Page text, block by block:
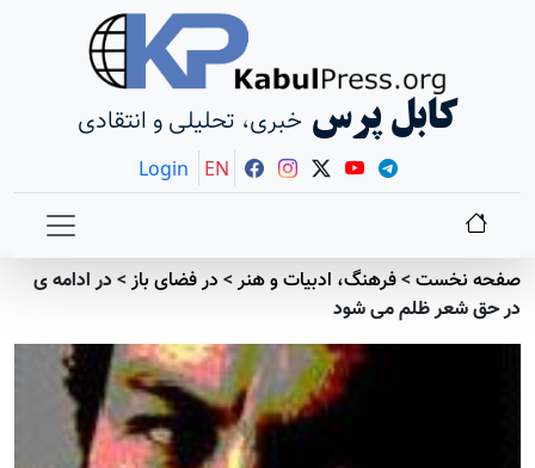
کابل پرس خبری، تحلیلی و انتقادی
Login EN
صفحه نخست>فرهنگ، ادبیات و هنر> در فضای باز> در ادامه ی
در حق شعر ظلم می شود